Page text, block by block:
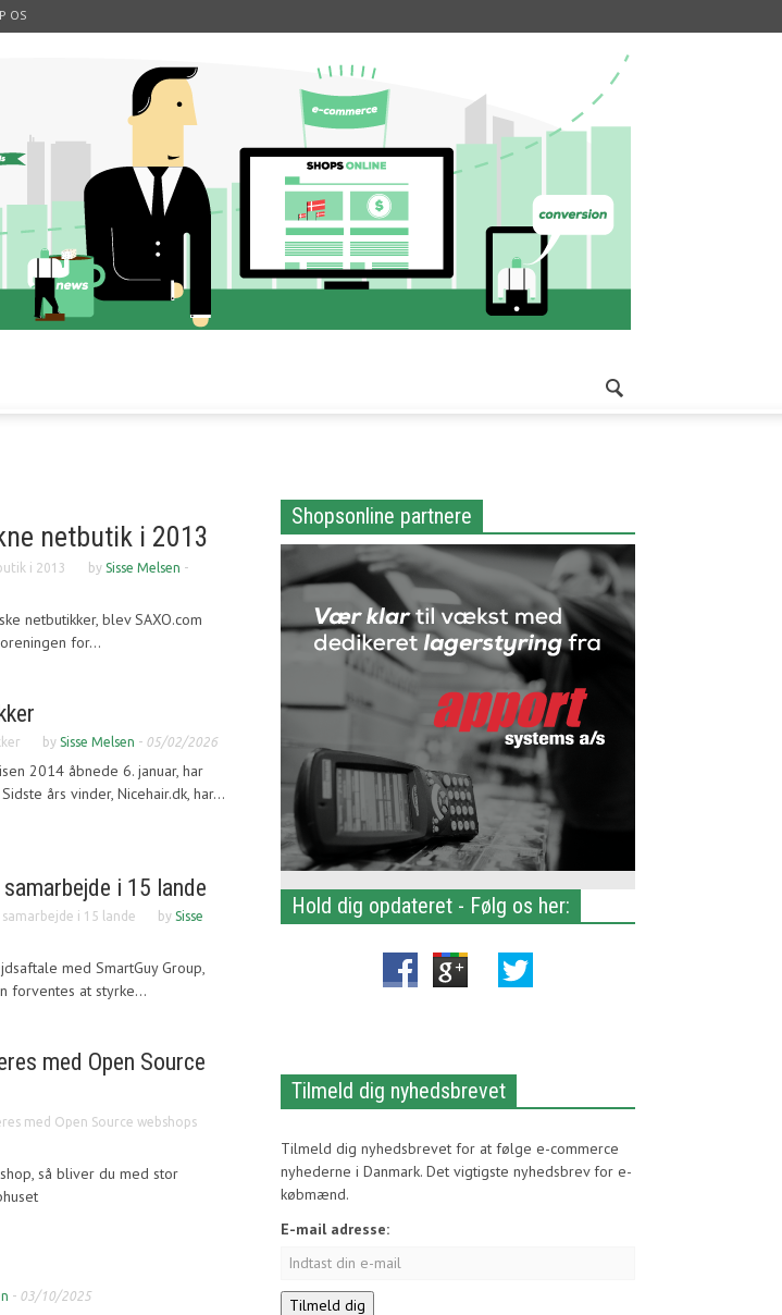
OS
netbutik i 2013
i 2013 by Sisse Melsen -
netbutikker, blev SAXO.com
for...
by Sisse Melsen - 05/02/2026
2014 åbnede 6. januar, har
års vinder, Nicehair.dk, har...
i 15 lande
i 15 lande by Sisse
med SmartGuy Group,
forventes at styrke...
med Open Source
med Open Source webshops
så bliver du med stor
- 03/10/2025
Shopsonline partnere
Hold dig opdateret - Følg os her:
Tilmeld dig nyhedsbrevet
Tilmeld dig nyhedsbrevet for at følge e-commerce
nyhederne i Danmark. Det vigtigste nyhedsbrev for e-
købmænd.
E-mail adresse: